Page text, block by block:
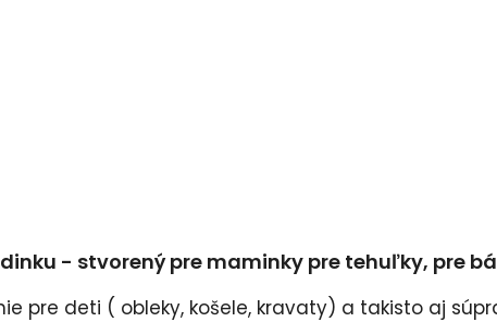
- stvorený pre maminky pre tehuľky, pre
pre deti ( obleky, košele, kravaty) a takisto aj